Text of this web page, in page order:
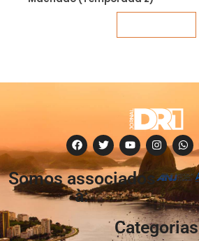
Somos associados
à:
Categorias